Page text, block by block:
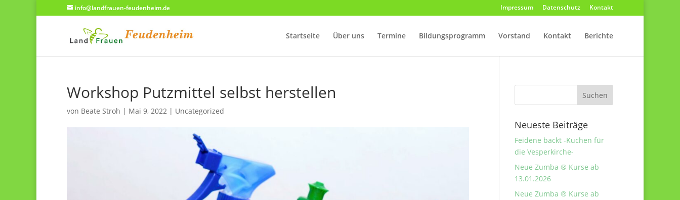
info@landfrauen-feudenheim.de Impressum Datenschutz Kontakt
Startseite Über uns Termine Bildungsprogramm Vorstand Kontakt Berichte
Workshop Putzmittel selbst herstellen
von Beate Stroh | Mai 9, 2022 | Uncategorized
Neueste Beiträge
Feidene backt -Kuchen für
die Vesperkirche-
Neue Zumba ® Kurse ab
13.01.2026
Neue Zumba ® Kurse ab